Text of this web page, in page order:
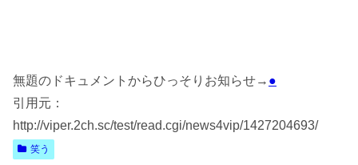
無題のドキュメントからひっそりお知らせ→ ●
引用元：
http://viper.2ch.sc/test/read.cgi/news4vip/1427204693/
笑う